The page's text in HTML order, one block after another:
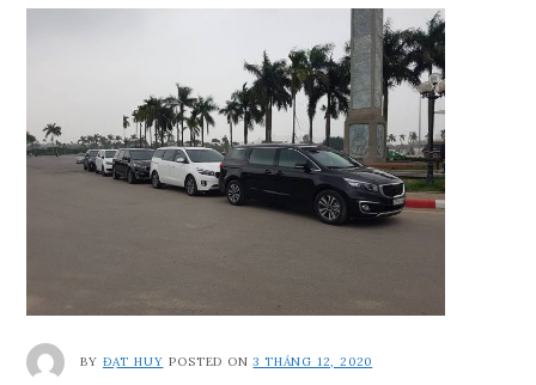
BY ĐẠT HUY POSTED ON3 THÁNG 12, 2020